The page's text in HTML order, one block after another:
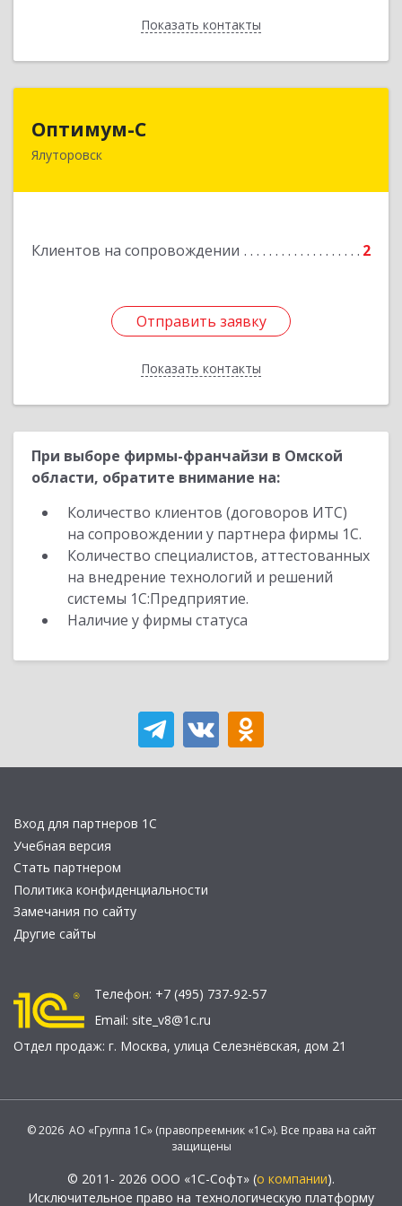
Показать контакты
Назад
Оптимум-С
Ялуторовск
Клиентов на сопровождении 2
Отправить заявку
Показать контакты
Отправить заявку
Назад
При выборе фирмы-франчайзи в Омской
области, обратите внимание на:
Количество клиентов (договоров ИТС)
на сопровождении у партнера фирмы 1С.
Количество специалистов, аттестованных
на внедрение технологий и решений
системы 1С:Предприятие.
Наличие у фирмы статуса
Вход для партнеров 1С
Учебная версия
Стать партнером
Политика конфиденциальности
Замечания по сайту
Другие сайты
Телефон: +7 (495) 737-92-57
Email: site_v8@1c.ru
Отдел продаж: г. Москва, улица Селезнёвская, дом 21
© 2026 АО «Группа 1С» (правопреемник «1С»). Все права на сайт
защищены
© 2011- 2026 ООО «1С-Софт» (о компании).
Исключительное право на технологическую платформу